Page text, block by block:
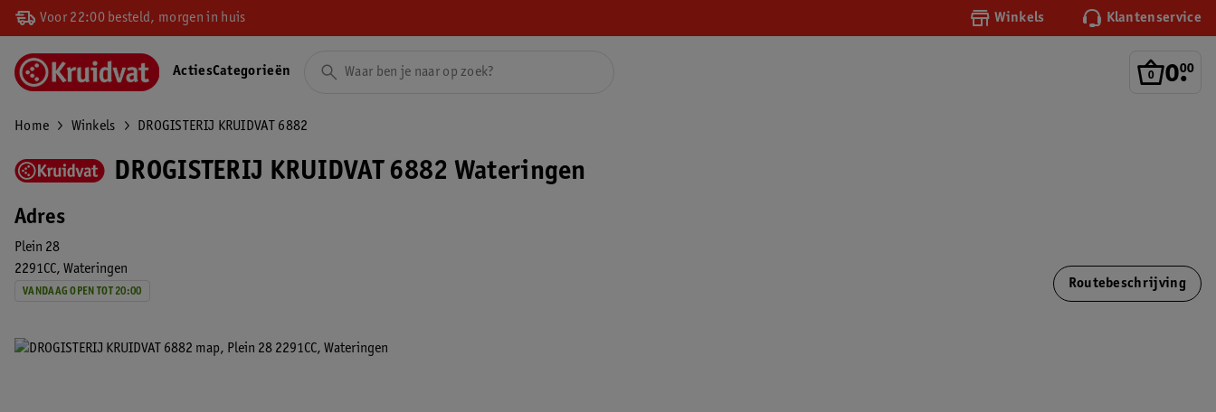
Voor 22:00 besteld, morgen in huis Winkels Klantenservice
0.
00
ActiesCategorieën
Home Winkels DROGISTERIJ KRUIDVAT 6882
DROGISTERIJ KRUIDVAT 6882 Wateringen
Adres
Plein 28
2291CC Wateringen
VANDAAG OPEN TOT 20:00
Routebeschrijving